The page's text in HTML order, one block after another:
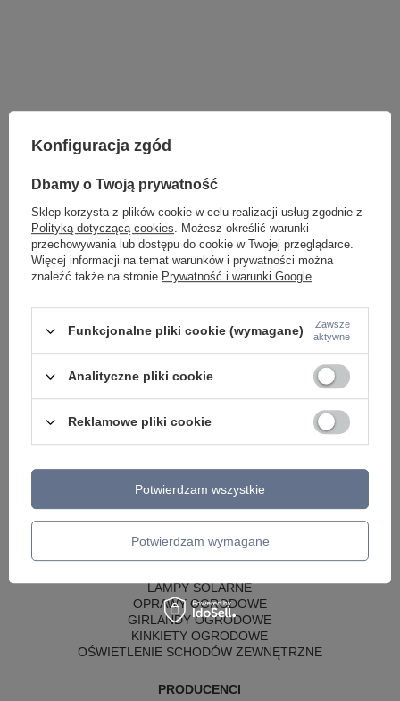
LAMPY WEWNĘTRZNE
KINKIETY NAD LUSTRO
ŻYRANDOLE KRYSZTAŁOWE
LAMPY WISZĄCE CZARNE
KINKIETY DO SYPIALNI
LAMPY SUFITOWE OKRĄGŁE
LAMPY ZEWNĘTRZNE
SŁUPKI OGRODOWE
LAMPY OGRODOWE - WISZĄCE
LAMPY SOLARNE
OPRAWY OGRODOWE
GIRLANDY OGRODOWE
KINKIETY OGRODOWE
OŚWIETLENIE SCHODÓW ZEWNĘTRZNE
PRODUCENCI
Konfiguracja zgód
Dbamy o Twoją prywatność
Sklep korzysta z plików cookie w celu realizacji usług zgodnie z
Polityką dotyczącą cookies. Możesz określić warunki
przechowywania lub dostępu do cookie w Twojej przeglądarce.
Więcej informacji na temat warunków i prywatności można
znaleźć także na stronie Prywatność i warunki Google.
Funkcjonalne pliki cookie (wymagane)
Zawsze
aktywne
Analityczne pliki cookie
Reklamowe pliki cookie
Potwierdzam wymagane
Potwierdzam wszystkie